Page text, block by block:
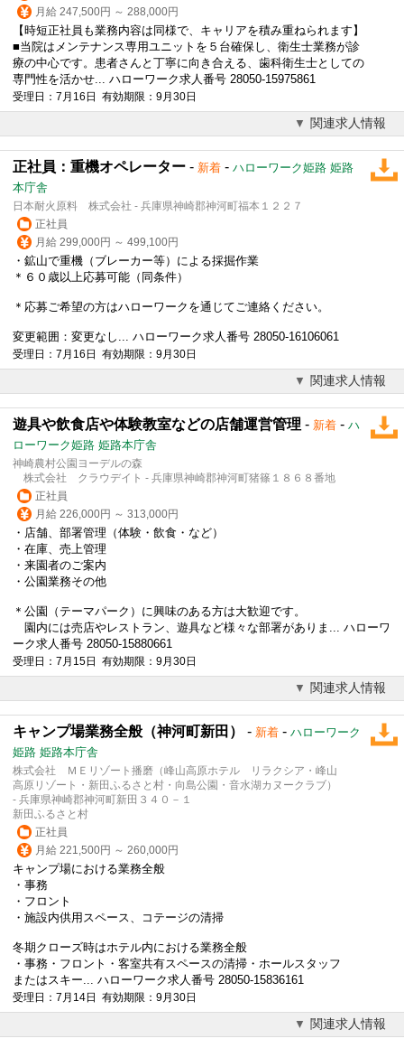
月給 247,500円 ～ 288,000円
【時短正社員も業務内容は同様で、キャリアを積み重ねられます】
■当院はメンテナンス専用ユニットを５台確保し、衛生士業務が診
療の中心です。患者さんと丁寧に向き合える、歯科衛生士としての
専門性を活かせ... ハローワーク求人番号 28050-15975861
受理日：7月16日 有効期限：9月30日
関連求人情報
正社員：重機オペレーター - 新着 - ハローワーク姫路 姫路
本庁舎
日本耐火原料 株式会社 - 兵庫県神崎郡神河町福本１２２７
正社員
月給 299,000円 ～ 499,100円
・鉱山で重機（ブレーカー等）による採掘作業
＊６０歳以上応募可能（同条件）
＊応募ご希望の方はハローワークを通じてご連絡ください。
変更範囲：変更なし... ハローワーク求人番号 28050-16106061
受理日：7月16日 有効期限：9月30日
関連求人情報
遊具や飲食店や体験教室などの店舗運営管理 - 新着 - ハ
ローワーク姫路 姫路本庁舎
神崎農村公園ヨーデルの森
株式会社 クラウデイト - 兵庫県神崎郡神河町猪篠１８６８番地
正社員
月給 226,000円 ～ 313,000円
・店舗、部署管理（体験・飲食・など）
・在庫、売上管理
・来園者のご案内
・公園業務その他
＊公園（テーマパーク）に興味のある方は大歓迎です。
園内には売店やレストラン、遊具など様々な部署がありま... ハローワ
ーク求人番号 28050-15880661
受理日：7月15日 有効期限：9月30日
関連求人情報
キャンプ場業務全般（神河町新田） - 新着 - ハローワーク
姫路 姫路本庁舎
株式会社 ＭＥリゾート播磨（峰山高原ホテル リラクシア・峰山
高原リゾート・新田ふるさと村・向島公園・音水湖カヌークラブ）
- 兵庫県神崎郡神河町新田３４０－１
新田ふるさと村
正社員
月給 221,500円 ～ 260,000円
キャンプ場における業務全般
・事務
・フロント
・施設内供用スペース、コテージの清掃
冬期クローズ時はホテル内における業務全般
・事務・フロント・客室共有スペースの清掃・ホールスタッフ
またはスキー... ハローワーク求人番号 28050-15836161
受理日：7月14日 有効期限：9月30日
関連求人情報